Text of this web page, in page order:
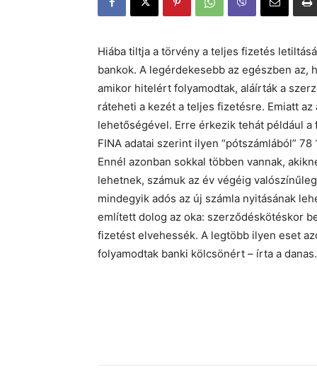
Hiába tiltja a törvény a teljes fizetés
bankok. A legérdekesebb az egészben az,
amikor hitelért folyamodtak, aláírták a
ráteheti a kezét a teljes fizetésre. Emiatt
lehetőségével. Erre érkezik tehát például
FINA adatai szerint ilyen “pótszámlából”
Ennél azonban sokkal többen vannak,
lehetnek, számuk az év végéig
mindegyik adós az új számla nyitásának
említett dolog az oka: szerződéskötéskor
fizetést elvehessék. A legtöbb ilyen eset
folyamodtak banki kölcsönért – írta a